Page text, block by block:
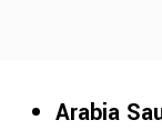
Arabia